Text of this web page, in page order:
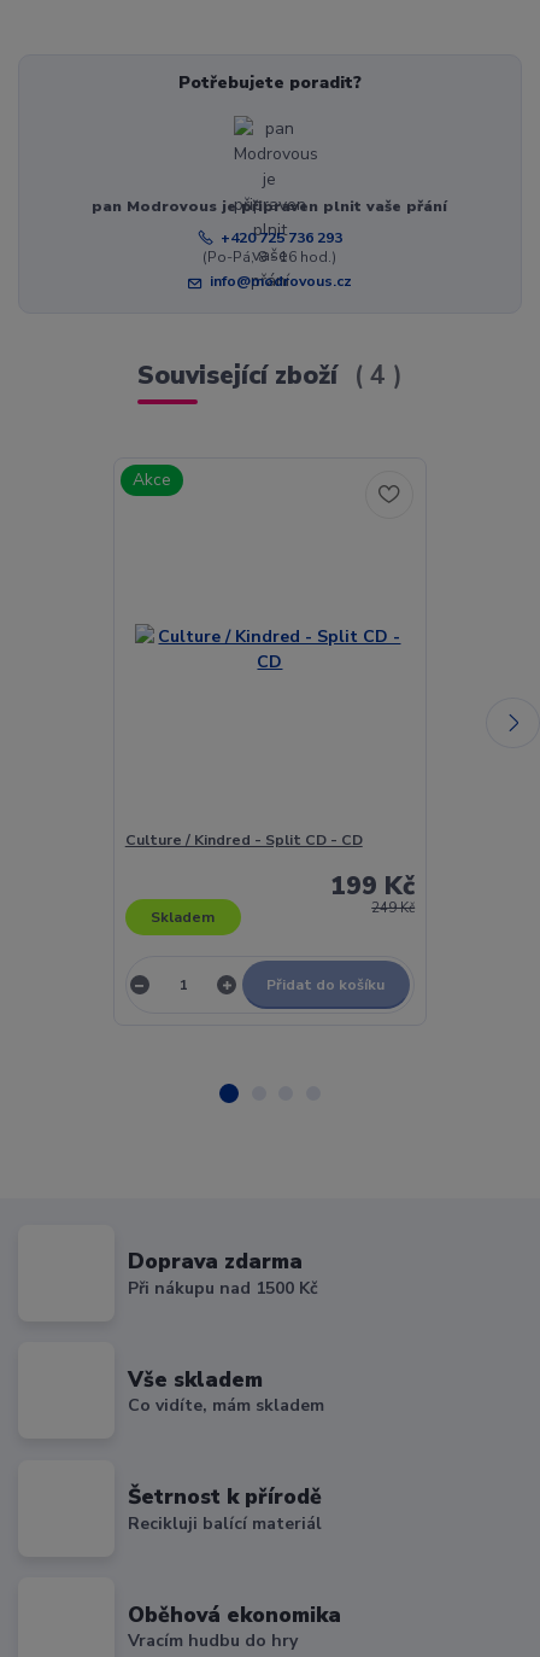
Potřebujete poradit?
pan Modrovous je připraven plnit vaše přání
+420 725 736 293
(Po-Pá, 8 - 16 hod.)
info@modrovous.cz
Související zboží 4
Akce
Culture / Kindred - Split CD - CD
249 Kč
199 Kč
Skladem
Přidat do košíku
Doprava zdarma
Při nákupu nad 1500 Kč
Vše skladem
Co vidíte, mám skladem
Šetrnost k přírodě
Recikluji balící materiál
Oběhová ekonomika
Vracím hudbu do hry